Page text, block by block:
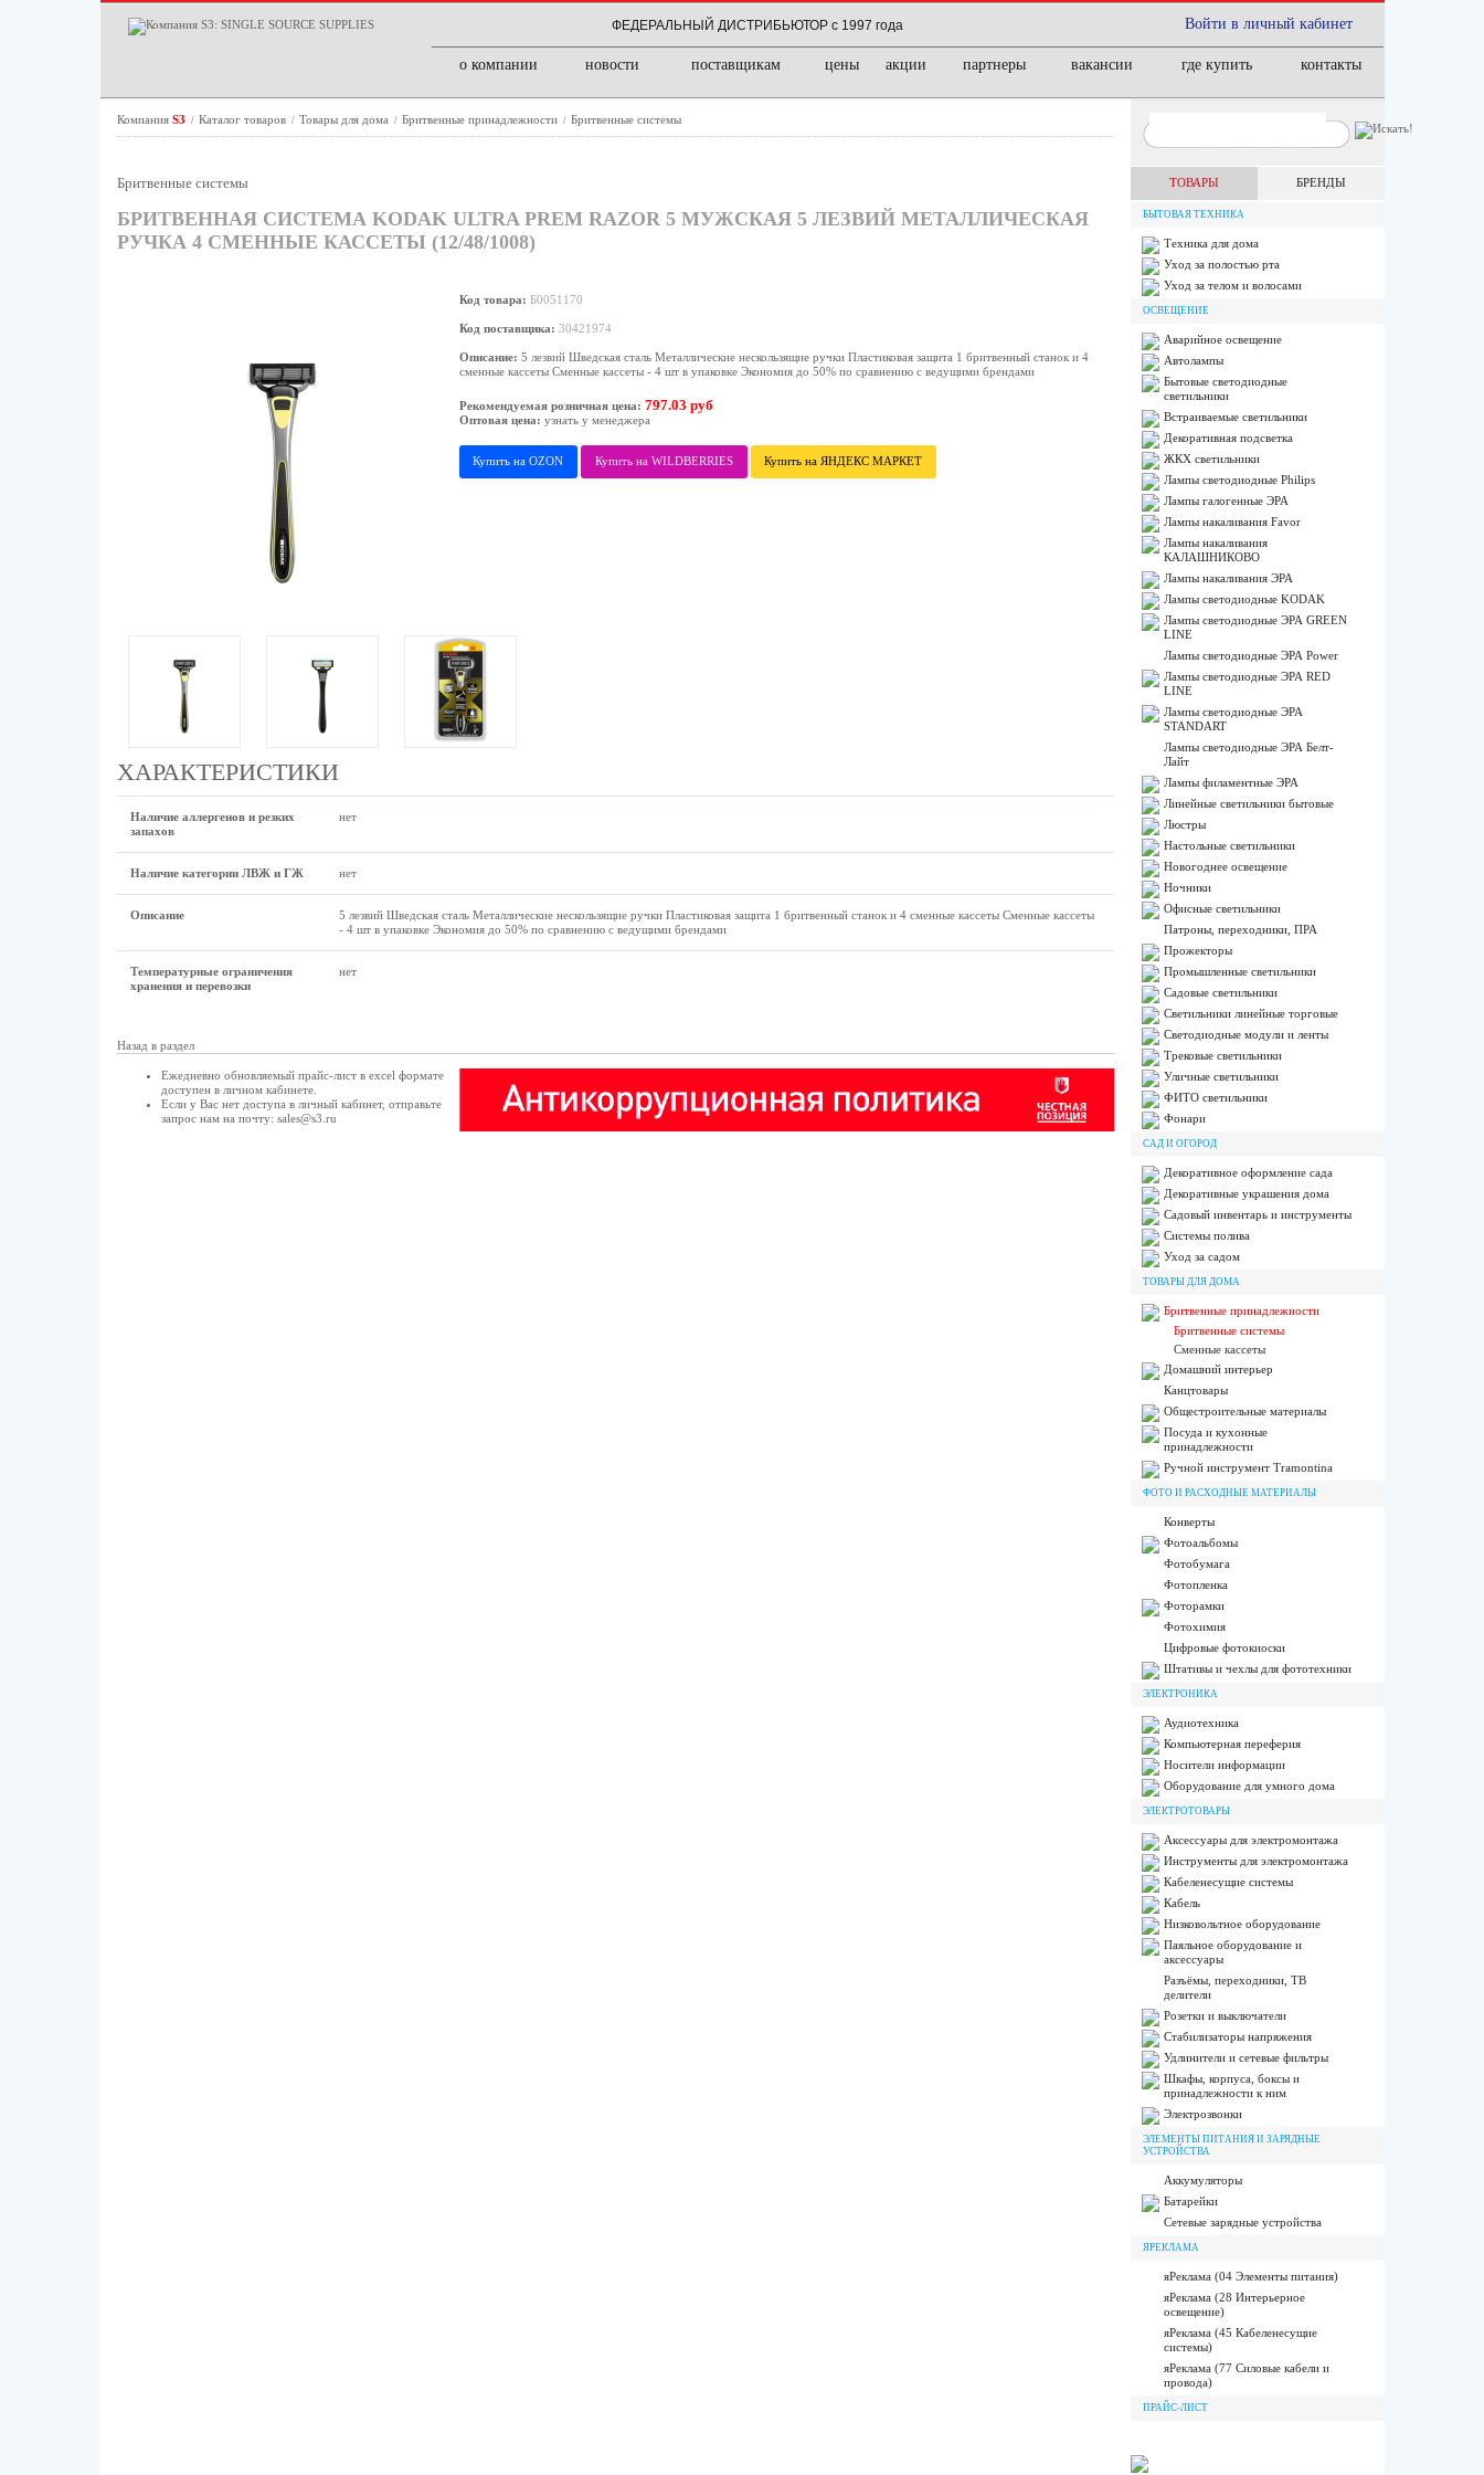
Войти в личный кабинет
ФЕДЕРАЛЬНЫЙ ДИСТРИБЬЮТОР с 1997 года
о компании новости поставщикам цены акции партнеры вакансии где купить контакты
Компания S3 / Каталог товаров / Товары для дома / Бритвенные принадлежности / Бритвенные системы
Бритвенные системы
БРИТВЕННАЯ СИСТЕМА KODAK ULTRA PREM RAZOR 5 МУЖСКАЯ 5 ЛЕЗВИЙ МЕТАЛЛИЧЕСКАЯ
РУЧКА 4 СМЕННЫЕ КАССЕТЫ (12/48/1008)
Код товара: Б0051170
Код поставщика: 30421974
Описание: 5 лезвий Шведская сталь Металлические нескользящие ручки Пластиковая защита 1 бритвенный станок и 4
сменные кассеты Сменные кассеты - 4 шт в упаковке Экономия до 50% по сравнению с ведущими брендами
Рекомендуемая розничная цена: 797.03 руб
Оптовая цена: узнать у менеджера
Купить на OZON Купить на WILDBERRIES Купить на ЯНДЕКС МАРКЕТ
ХАРАКТЕРИСТИКИ
Наличие аллергенов и резких
запахов
нет
Наличие категории ЛВЖ и ГЖ нет
Описание
5 лезвий Шведская сталь Металлические нескользящие ручки Пластиковая защита 1 бритвенный станок и 4 сменные кассеты Сменные кассеты
- 4 шт в упаковке Экономия до 50% по сравнению с ведущими брендами
Температурные ограничения
хранения и перевозки
нет
Назад в раздел
Ежедневно обновляемый прайс-лист в excel формате
доступен в личном кабинете.
Если у Вас нет доступа в личный кабинет, отправьте
запрос нам на почту: sales@s3.ru
ТОВАРЫ БРЕНДЫ
БЫТОВАЯ ТЕХНИКА
Техника для дома
Уход за полостью рта
Уход за телом и волосами
ОСВЕЩЕНИЕ
Аварийное освещение
Автолампы
Бытовые светодиодные
светильники
Встраиваемые светильники
Декоративная подсветка
ЖКХ светильники
Лампы cветодиодные Philips
Лампы галогенные ЭРА
Лампы накаливания Favor
Лампы накаливания
КАЛАШНИКОВО
Лампы накаливания ЭРА
Лампы светодиодные KODAK
Лампы светодиодные ЭРА GREEN
LINE
Лампы светодиодные ЭРА Power
Лампы светодиодные ЭРА RED
LINE
Лампы светодиодные ЭРА
STANDART
Лампы светодиодные ЭРА Белт-
Лайт
Лампы филаментные ЭРА
Линейные светильники бытовые
Люстры
Настольные светильники
Новогоднее освещение
Ночники
Офисные светильники
Патроны, переходники, ПРА
Прожекторы
Промышленные светильники
Садовые светильники
Светильники линейные торговые
Светодиодные модули и ленты
Трековые светильники
Уличные светильники
ФИТО светильники
Фонари
САД И ОГОРОД
Декоративное оформление сада
Декоративные украшения дома
Садовый инвентарь и инструменты
Системы полива
Уход за садом
ТОВАРЫ ДЛЯ ДОМА
Бритвенные принадлежности
Бритвенные системы
Сменные кассеты
Домашний интерьер
Канцтовары
Общестроительные материалы
Посуда и кухонные
принадлежности
Ручной инструмент Tramontina
ФОТО И РАСХОДНЫЕ МАТЕРИАЛЫ
Конверты
Фотоальбомы
Фотобумага
Фотопленка
Фоторамки
Фотохимия
Цифровые фотокиоски
Штативы и чехлы для фототехники
ЭЛЕКТРОНИКА
Аудиотехника
Компьютерная переферия
Носители информации
Оборудование для умного дома
ЭЛЕКТРОТОВАРЫ
Аксессуары для электромонтажа
Инструменты для электромонтажа
Кабеленесущие системы
Кабель
Низковольтное оборудование
Паяльное оборудование и
аксессуары
Разъёмы, переходники, ТВ
делители
Розетки и выключатели
Стабилизаторы напряжения
Удлинители и сетевые фильтры
Шкафы, корпуса, боксы и
принадлежности к ним
Электрозвонки
ЭЛЕМЕНТЫ ПИТАНИЯ И ЗАРЯДНЫЕ
УСТРОЙСТВА
Аккумуляторы
Батарейки
Сетевые зарядные устройства
ЯРЕКЛАМА
яРеклама (04 Элементы питания)
яРеклама (28 Интерьерное
освещение)
яРеклама (45 Кабеленесущие
системы)
яРеклама (77 Силовые кабели и
провода)
ПРАЙС-ЛИСТ